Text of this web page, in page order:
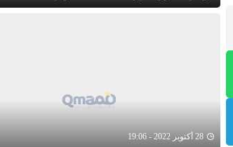
28 أكتوبر 2022 - 19:06